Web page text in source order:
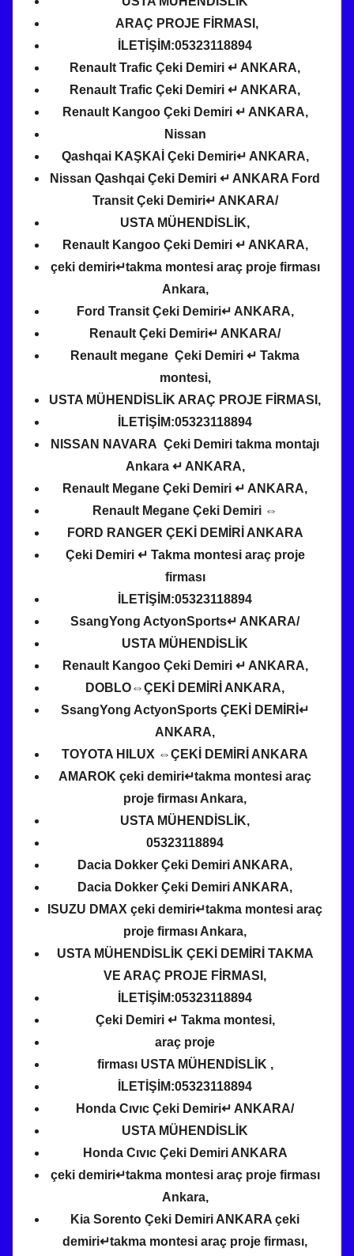
ARAÇ PROJE FİRMASI,
İLETİŞİM:05323118894
Renault Trafic Çeki Demiri ↵ ANKARA,
Renault Trafic Çeki Demiri ↵ ANKARA,
Renault Kangoo Çeki Demiri ↵ ANKARA,
Nissan
Qashqai KAŞKAİ Çeki Demiri↵ ANKARA,
Nissan Qashqai Çeki Demiri ↵ ANKARA Ford
Transit Çeki Demiri↵ ANKARA/
USTA MÜHENDİSLİK,
Renault Kangoo Çeki Demiri ↵ ANKARA,
çeki demiri↵takma montesi araç proje firması
Ankara,
Ford Transit Çeki Demiri↵ ANKARA,
Renault Çeki Demiri↵ ANKARA/
Renault megane Çeki Demiri ↵ Takma
montesi,
USTA MÜHENDİSLİK ARAÇ PROJE FİRMASI,
İLETİŞİM:05323118894
NISSAN NAVARA Çeki Demiri takma montajı
Ankara ↵ ANKARA,
Renault Megane Çeki Demiri ↵ ANKARA,
Renault Megane Çeki Demiri ⇔
FORD RANGER ÇEKİ DEMİRİ ANKARA
Çeki Demiri ↵ Takma montesi araç proje
firması
İLETİŞİM:05323118894
SsangYong ActyonSports↵ ANKARA/
USTA MÜHENDİSLİK
Renault Kangoo Çeki Demiri ↵ ANKARA,
DOBLO⇔ÇEKİ DEMİRİ ANKARA,
SsangYong ActyonSports ÇEKİ DEMİRİ↵
ANKARA,
TOYOTA HILUX ⇔ÇEKİ DEMİRİ ANKARA
AMAROK çeki demiri↵takma montesi araç
proje firması Ankara,
USTA MÜHENDİSLİK,
05323118894
Dacia Dokker Çeki Demiri ANKARA,
Dacia Dokker Çeki Demiri ANKARA,
ISUZU DMAX çeki demiri↵takma montesi araç
proje firması Ankara,
USTA MÜHENDİSLİK ÇEKİ DEMİRİ TAKMA
VE ARAÇ PROJE FİRMASI,
İLETİŞİM:05323118894
Çeki Demiri ↵ Takma montesi,
araç proje
firması USTA MÜHENDİSLİK ,
İLETİŞİM:05323118894
Honda Cıvıc Çeki Demiri↵ ANKARA/
USTA MÜHENDİSLİK
Honda Cıvıc Çeki Demiri ANKARA
çeki demiri↵takma montesi araç proje firması
Ankara,
Kia Sorento Çeki Demiri ANKARA çeki
demiri↵takma montesi araç proje firması,